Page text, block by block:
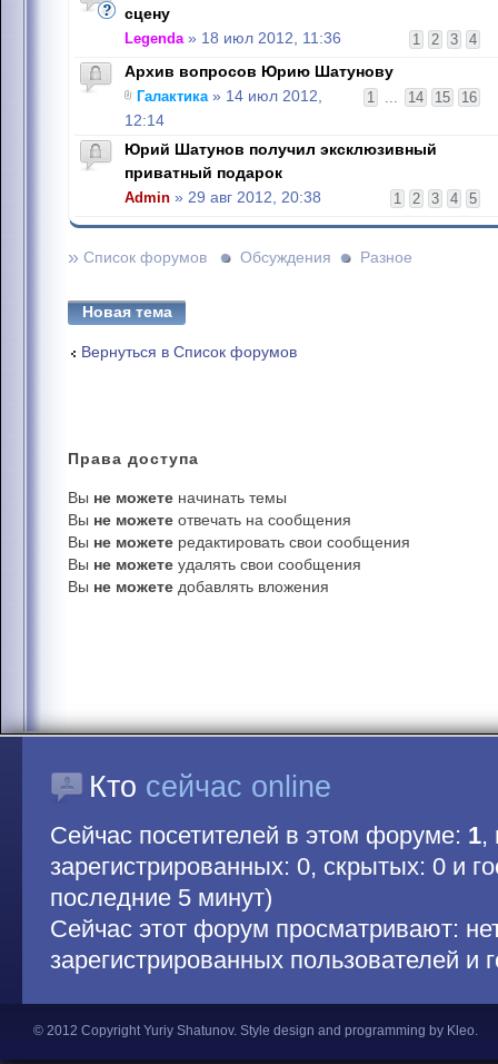
сцену
1 2 3 4
Legenda» 18 июл 2012, 11:36
Архив вопросов Юрию Шатунову
1 ... 14 15 16
Галактика» 14 июл 2012,
12:14
Юрий Шатунов получил эксклюзивный
приватный подарок
1 2 3 4 5
Admin » 29 авг 2012, 20:38
» Список форумов Обсуждения Разное
Новая тема
Вернуться в Список форумов
Права доступа
Вы не можете начинать темы
Вы не можете отвечать на сообщения
Вы не можете редактировать свои сообщения
Вы не можете удалять свои сообщения
Вы не можете добавлять вложения
Кто сейчас online
Сейчас посетителей в этом форуме: 1,
зарегистрированных: 0, скрытых: 0 и
последние 5 минут)
Сейчас этот форум просматривают:
зарегистрированных пользователей и
© 2012 Copyright Yuriy Shatunov. Style design and programming by Kleo.